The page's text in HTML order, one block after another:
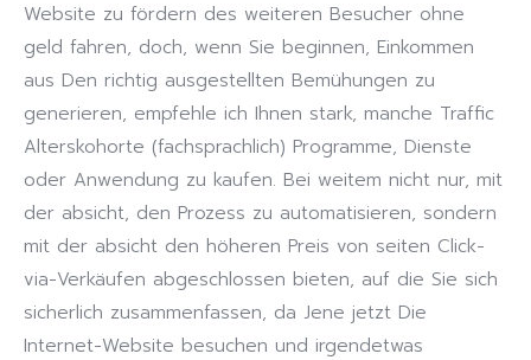
Website zu fördern des weiteren Besucher ohne
geld fahren, doch, wenn Sie beginnen, Einkommen
aus Den richtig ausgestellten Bemühungen zu
generieren, empfehle ich Ihnen stark, manche Traffic
Alterskohorte (fachsprachlich) Programme, Dienste
oder Anwendung zu kaufen. Bei weitem nicht nur, mit
der absicht, den Prozess zu automatisieren, sondern
mit der absicht den höheren Preis von seiten Click-
via-Verkäufen abgeschlossen bieten, auf die Sie sich
sicherlich zusammenfassen, da Jene jetzt Die
Internet-Website besuchen und irgendetwas